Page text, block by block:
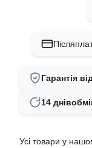
Гарантія
14 днів
Усі товари у